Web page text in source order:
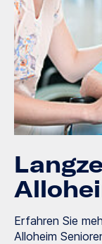
Erfahren Sie
Alloheim